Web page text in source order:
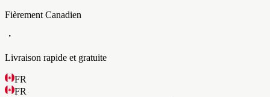
Fièrement Canadien
・
Livraison rapide et gratuite
FR
FR